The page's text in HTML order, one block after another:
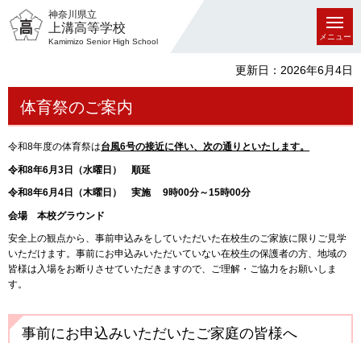
神奈川県立
上溝高等学校
Kamimizo Senior High School
メニュー
更新日：2026年6月4日
体育祭のご案内
令和8年度の体育祭は台風6号の接近に伴い、次の通りといたします。
令和8年6月3日（水曜日） 順延
令和8年6月4日（木曜日） 実施 9時00分～15時00分
会場 本校グラウンド
安全上の観点から、事前申込みをしていただいた在校生のご家族に限りご見学
いただけます。事前にお申込みいただいていない在校生の保護者の方、地域の
皆様は入場をお断りさせていただきますので、ご理解・ご協力をお願いしま
す。
事前にお申込みいただいたご家庭の皆様へ